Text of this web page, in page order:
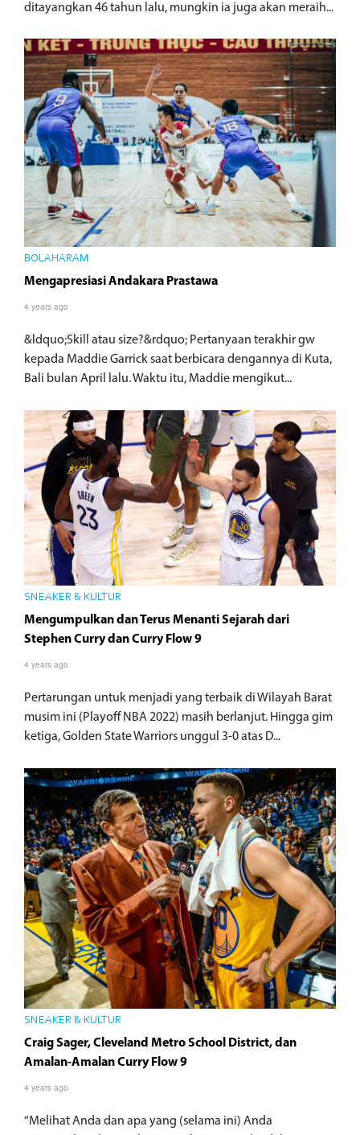
ditayangkan 46 tahun lalu, mungkin ia juga akan meraih...
BOLAHARAM
Mengapresiasi Andakara Prastawa
4 years ago
&ldquo;Skill atau size?&rdquo; Pertanyaan terakhir gw
kepada Maddie Garrick saat berbicara dengannya di Kuta,
Bali bulan April lalu. Waktu itu, Maddie mengikut...
SNEAKER & KULTUR
Mengumpulkan dan Terus Menanti Sejarah dari
Stephen Curry dan Curry Flow 9
4 years ago
Pertarungan untuk menjadi yang terbaik di Wilayah Barat
musim ini (Playoff NBA 2022) masih berlanjut. Hingga gim
ketiga, Golden State Warriors unggul 3-0 atas D...
SNEAKER & KULTUR
Craig Sager, Cleveland Metro School District, dan
Amalan-Amalan Curry Flow 9
4 years ago
“Melihat Anda dan apa yang (selama ini) Anda